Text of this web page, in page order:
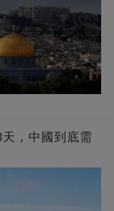
，中國到底需